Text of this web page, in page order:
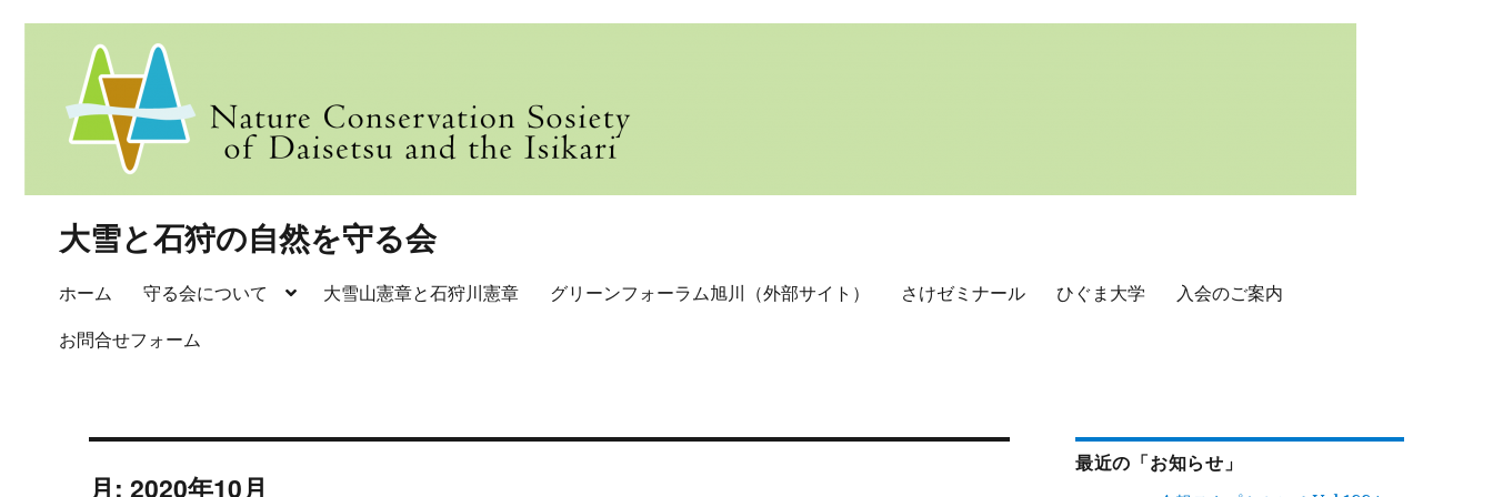
大雪と石狩の自然を守る会
ホーム 守る会について 大雪山憲章と石狩川憲章 グリーンフォーラム旭川（外部サイト） さけゼミナール ひぐま大学
入会のご案内
お問合せフォーム
月:2020年10月
最近の「お知らせ」